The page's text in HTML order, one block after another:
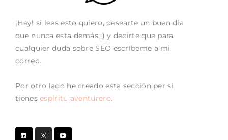
¡Hey! si lees esto quiero, desearte un buen día
que nunca esta demás ;) y decirte que para
cualquier duda sobre SEO escríbeme a mi
correo.
Por otro lado he creado esta sección per si
tienesespíritu aventurero.